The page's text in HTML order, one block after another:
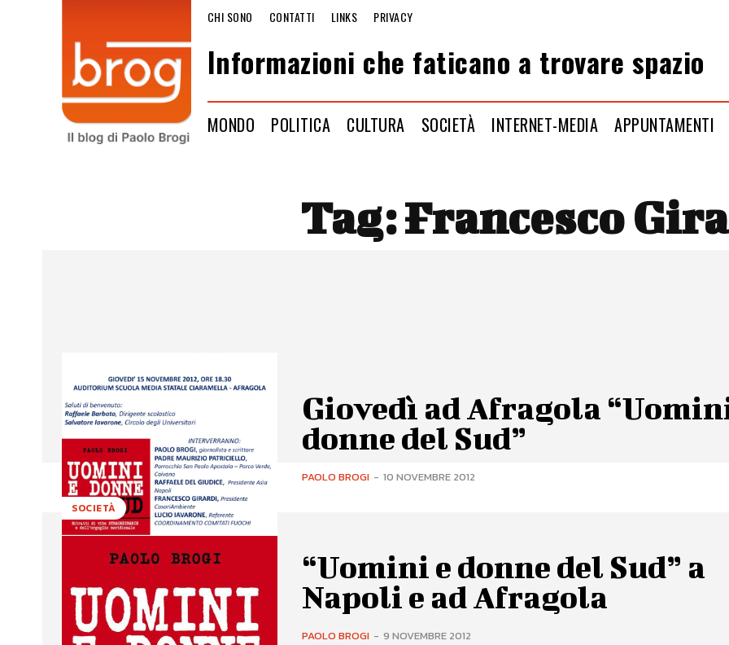
CHI SONO CONTATTI LINKS PRIVACY
Informazioni che faticano a trovare spazio
MONDO POLITICA CULTURA SOCIETÀ INTERNET-MEDIA APPUNTAMENTI
Tag:Francesco
SOCIETÀ
Giovedì ad Afragola
donne del Sud”
PAOLO BROGI - 10 NOVEMBRE 2012
“Uomini e donne del Sud” a
Napoli e ad Afragola
PAOLO BROGI - 9 NOVEMBRE 2012